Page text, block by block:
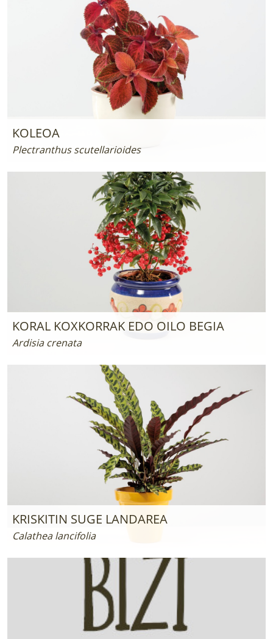
KOLEOA
Plectranthus scutellarioides
KORAL KOXKORRAK EDO OILO BEGIA
Ardisia crenata
KRISKITIN SUGE LANDAREA
Calathea lancifolia